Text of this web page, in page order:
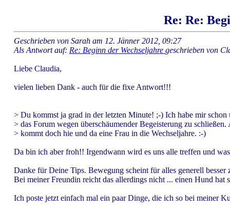
Re: Re:
Geschrieben von Sarah am 12. Jänner 2012, 09:27
Als Antwort auf: Re: Beginn der Wechseljahre geschrieben von
Liebe Claudia,
vielen lieben Dank - auch für die fixe Antwort!!!
> Du kommst ja grad in der letzten Minute! ;-) Ich habe mir schon
> das Forum wegen überschäumender Begeisterung zu
> kommt doch hie und da eine Frau in die Wechseljahre. :-)
Da bin ich aber froh!! Irgendwann wird es uns alle treffen und
Danke für Deine Tips. Bewegung scheint für alles generell besser
Bei meiner Freundin reicht das allerdings nicht ... einen Hund hat
Ich poste jetzt einfach mal ein paar Dinge, die ich so bei meiner